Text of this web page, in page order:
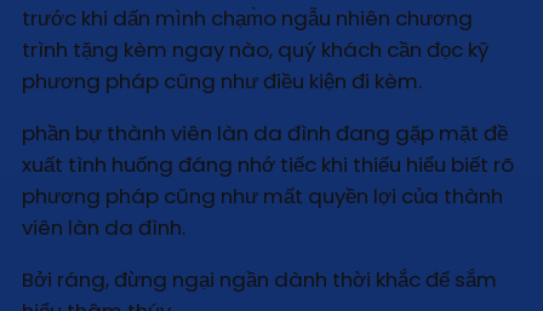
trước khi dấn mình chạm̀o ngẫu nhiên chương
trình tặng kèm ngay nào, quý khách cần đọc kỹ
phương pháp cũng như điều kiện đi kèm.
phần bự thành viên làn da đình đang gặp mặt đề
xuất tình huống đáng nhớ tiếc khi thiếu hiểu biết rõ
phương pháp cũng như mất quyền lợi của thành
viên làn da đình.
Bởi ráng, đừng ngại ngần dành thời khắc để sắm